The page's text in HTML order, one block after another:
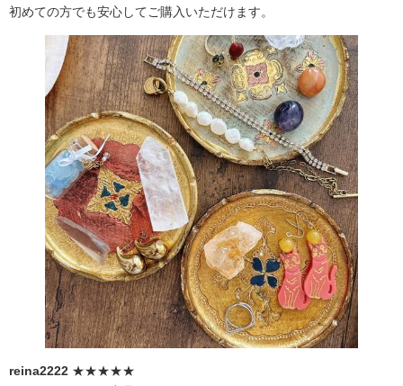
初めての方でも安心してご購入いただけます。
reina2222 ★★★★★